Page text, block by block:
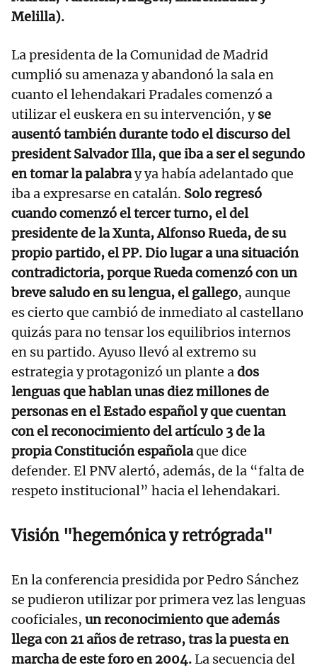
Melilla).
La presidenta de la Comunidad de Madrid
cumplió su amenaza y abandonó la sala en
cuanto el lehendakari Pradales comenzó a
utilizar el euskera en su intervención, yse
ausentó también durante todo el discurso del
president Salvador Illa, que iba a ser el segundo
en tomar la palabray ya había adelantado que
iba a expresarse en catalán. Solo regresó
cuando comenzó el tercer turno, el del
presidente de la Xunta, Alfonso Rueda, de su
propio partido, el PP. Dio lugar a una situación
contradictoria, porque Rueda comenzó con un
breve saludo en su lengua, el gallego, aunque
es cierto que cambió de inmediato al castellano
quizás para no tensar los equilibrios internos
en su partido. Ayuso llevó al extremo su
estrategia y protagonizó un plante ados
lenguas que hablan unas diez millones de
personas en el Estado español y que cuentan
con el reconocimiento del artículo 3 de la
propia Constitución españolaque dice
defender. El PNV alertó, además, de la “falta de
respeto institucional” hacia el lehendakari.
Visión "hegemónica y retrógrada"
En la conferencia presidida por Pedro Sánchez
se pudieron utilizar por primera vez las lenguas
cooficiales, un reconocimiento que además
llega con 21 años de retraso, tras la puesta en
marcha de este foro en 2004.La secuencia del